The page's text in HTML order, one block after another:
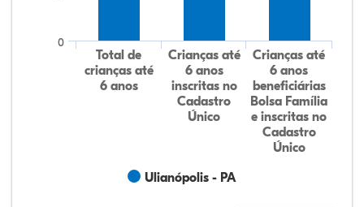
Ulianópolis - PA
Total de
crianças até
6 anos
Crianças até
6 anos
inscritas no
Cadastro
Único
Crianças até
6 anos
beneficiárias
Bolsa Família
e inscritas no
Cadastro
Único
0